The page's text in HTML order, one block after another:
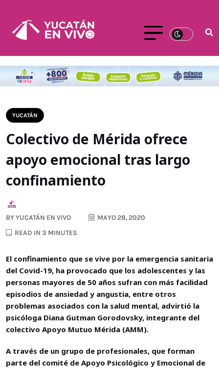
YUCATÁN
Colectivo de Mérida ofrece
apoyo emocional tras largo
confinamiento
BYYUCATÁN EN VIVO
MAYO 28, 2020
READ IN 3 MINUTES
El confinamiento que se vive por la emergencia sanitaria
del Covid-19, ha provocado que los adolescentes y las
personas mayores de 50 años sufran con más facilidad
episodios de ansiedad y angustia, entre otros
problemas asociados con la salud mental, advirtió la
psicóloga Diana Gutman Gorodovsky, integrante del
colectivo Apoyo Mutuo Mérida (AMM).
A través de un grupo de profesionales, que forman
parte del comité de Apoyo Psicológico y Emocional de